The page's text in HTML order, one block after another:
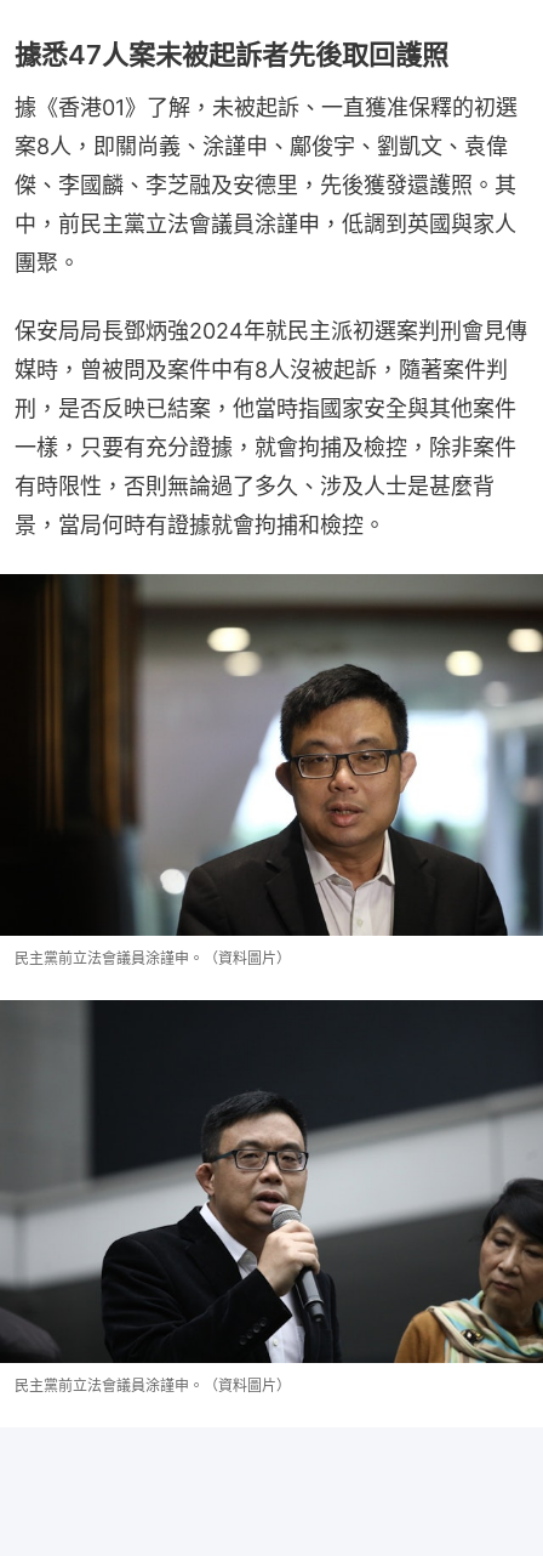
據悉47人案未被起訴者先後取回護照
據《香港01》了解，未被起訴、一直獲准保釋的初選
案8人，即關尚義、涂謹申、鄺俊宇、劉凱文、袁偉
傑、李國麟、李芝融及安德里，先後獲發還護照。其
中，前民主黨立法會議員涂謹申，低調到英國與家人
團聚。
保安局局長鄧炳強2024年就民主派初選案判刑會見傳
媒時，曾被問及案件中有8人沒被起訴，隨著案件判
刑，是否反映已結案，他當時指國家安全與其他案件
一樣，只要有充分證據，就會拘捕及檢控，除非案件
有時限性，否則無論過了多久、涉及人士是甚麼背
景，當局何時有證據就會拘捕和檢控。
民主黨前立法會議員涂謹申。（資料圖片）
民主黨前立法會議員涂謹申。（資料圖片）